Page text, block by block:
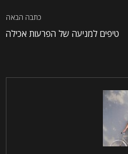
כתבה הבאה
טיפים למניעה של הפרעות אכילה